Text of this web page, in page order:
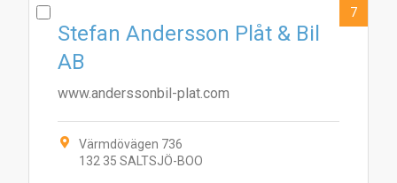
Stefan Andersson Plåt & Bil
AB
www.anderssonbil-plat.com
Värmdövägen 736
132 35 SALTSJÖ-BOO
7